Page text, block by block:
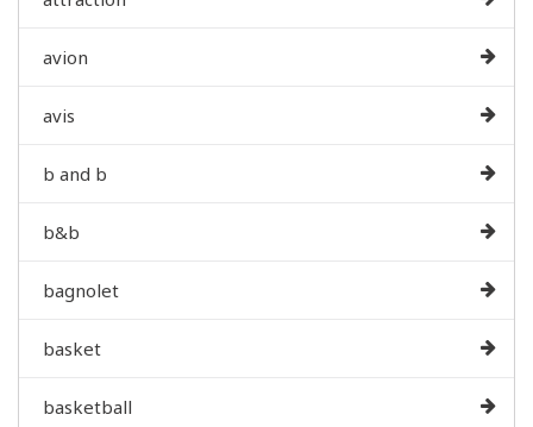
avion
avis
b and b
b&b
bagnolet
basket
basketball